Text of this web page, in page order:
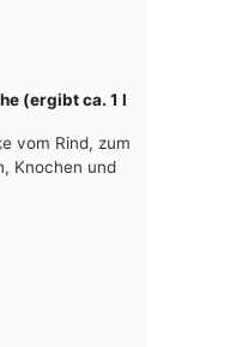
(ergibt ca. 1 l
vom Rind, zum
Knochen und